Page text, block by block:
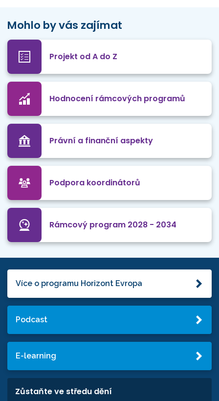
Mohlo by vás zajímat
Projekt od A do Z
Hodnocení rámcových programů
Právní a finanční aspekty
Podpora koordinátorů
Rámcový program 2028 - 2034
Více o programu Horizont Evropa
Podcast
E-learning
Zůstaňte ve středu dění